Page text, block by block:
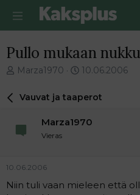
Pullo mukaan
V
e
i
t
u
Marza1970
E
s
m
n
10.06.2006
Vauvat ja taaperot
Marza1970
Vieras
10.06.2006
Niin tuli vaan mieleen että